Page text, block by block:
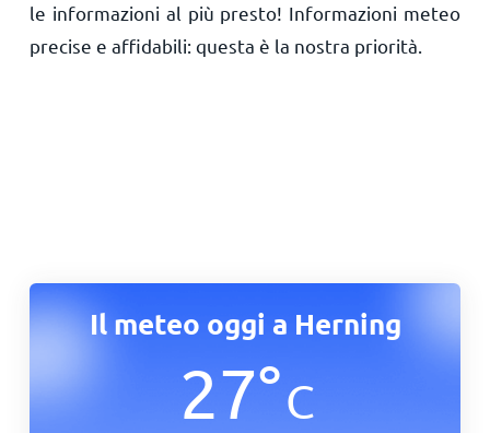
le informazioni al più presto! Informazioni meteo
precise e affidabili: questa è la nostra priorità.
Il meteo oggi a Herning
27°C